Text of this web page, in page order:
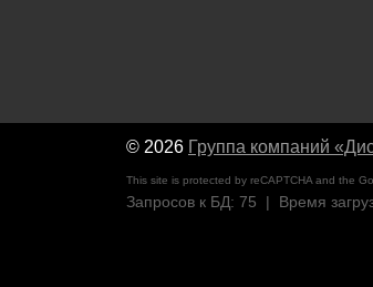
© 2026 Группа компаний
This site is protected by reCAPTCHA and the
Запросов к БД: 75 | Время